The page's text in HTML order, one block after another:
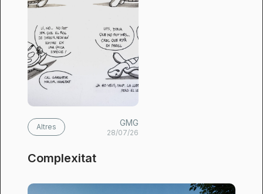
Altres GMG
28/07/26
Complexitat